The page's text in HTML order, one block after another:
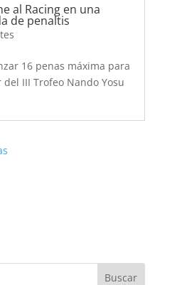
al Racing en una
de penaltis
16 penas máxima para
III Trofeo Nando Yosu